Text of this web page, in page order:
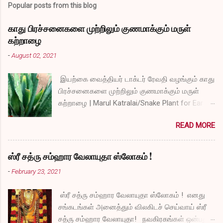
Popular posts from this blog
காது பிரச்சனைகளை முற்றிலும் குணமாக்கும் மருள்
கற்றாழை
-August 02, 2021
இயற்கை வைத்தியர் டாக்டர் ரேவதி வழங்கும் காது
பிரச்சனைகளை முற்றிலும் குணமாக்கும் மருள்
கற்றாழை | Marul Katralai/Snake Plant for Ear
READ MORE
ஸ்ரீ சத்ரு சம்ஹார வேலாயுதா ஸ்லோகம் !
-February 23, 2021
ஸ்ரீ சத்ரு சம்ஹார வேலாயுதா ஸ்லோகம் ! எனது
சங்கடங்கள் அனைத்தும் விலகிடச் செய்வாய் ஸ்ரீ
சத்ரு சம்ஹார வேலாயுதா! நவகிரகங்கள் ஒன்பதும்